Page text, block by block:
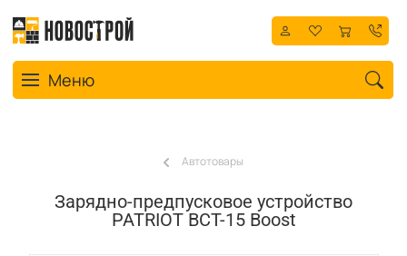
Toggle navigation
Меню
Автотовары
Зарядно-предпусковое устройство
PATRIOT BCT-15 Boost